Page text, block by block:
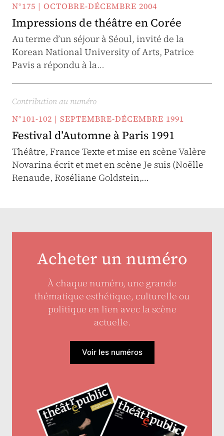
N°175 | OCTOBRE-DÉCEMBRE 2004
Impressions de théâtre en Corée
Au terme d’un séjour à Séoul, invité de la
Korean National University of Arts, Patrice
Pavis a répondu à la…
Contribution au numéro
N°101-102 | SEPTEMBRE-DÉCEMBRE 1991
Festival d’Automne à Paris 1991
Théâtre, France Texte et mise en scène Valère
Novarina écrit et met en scène Je suis (Noëlle
Renaude, Roséliane Goldstein,…
Acheter un numéro
À chaque numéro, une grande
thématique esthétique, culturelle ou
politique en lien avec la scène
actuelle.
Voir les numéros